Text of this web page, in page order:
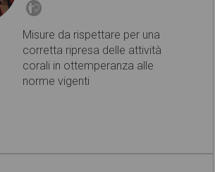
Misure da rispettare per una
corretta ripresa delle attività
corali in ottemperanza alle
norme vigenti